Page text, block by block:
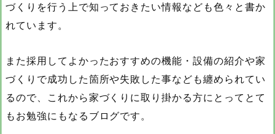
づくりを行う上で知っておきたい情報なども色々と書か
れています。
また採用してよかったおすすめの機能・設備の紹介や家
づくりで成功した箇所や失敗した事なども纏められてい
るので、これから家づくりに取り掛かる方にとってとて
もお勉強にもなるブログです。